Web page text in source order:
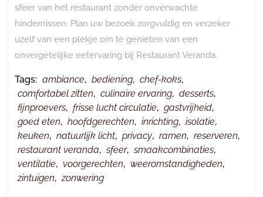
sfeer van het restaurant zonder onverwachte
hindernissen. Plan uw bezoek zorgvuldig en verzeker
uzelf van een plekje om te genieten van een
onvergetelijke eetervaring bij Restaurant Veranda.
Tags: ambiance, bediening, chef-koks,
comfortabel zitten, culinaire ervaring, desserts,
fijnproevers, frisse lucht circulatie, gastvrijheid,
goed eten, hoofdgerechten, inrichting, isolatie,
keuken, natuurlijk licht, privacy, ramen, reserveren,
restaurant veranda, sfeer, smaakcombinaties,
ventilatie, voorgerechten, weeromstandigheden,
zintuigen, zonwering